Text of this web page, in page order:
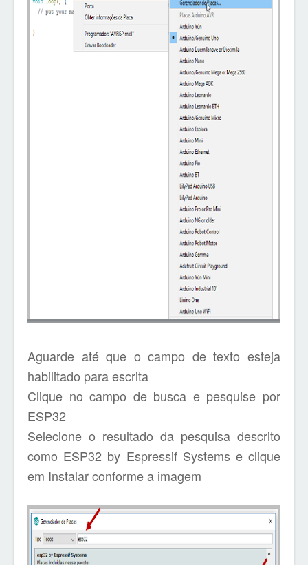
Aguarde até que o campo de texto esteja
habilitado para escrita
Clique no campo de busca e pesquise por
ESP32
Selecione o resultado da pesquisa descrito
como ESP32 by Espressif Systems e clique
em Instalar conforme a imagem